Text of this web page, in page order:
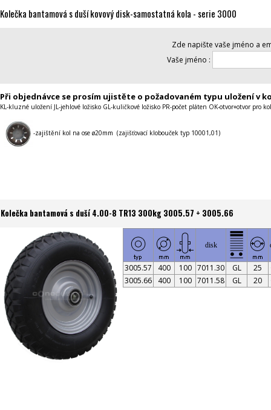
Kolečka bantamová s duší kovový disk-samostatná kola - serie 3000
Zde napište vaše jméno a
Vaše jméno :
Při objednávce se prosím ujistěte o požadovaném typu uložení v
KL-kluzné uložení JL-jehlové ložisko GL-kuličkové ložisko PR-počet pláten OK-otvor+otvor pro
-zajištění kol na ose ø20mm (zajišťovací klobouček typ 10001,01)
Kolečka bantamová s duší 4.00-8 TR13 300kg 3005.57 + 3005.66
disk
3005.57 400 100 7011.30 GL 25
3005.66
400 100 7011.58 GL 20